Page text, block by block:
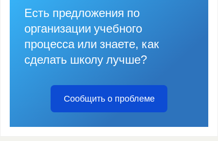
Есть предложения по
организации учебного
процесса или знаете, как
сделать школу лучше?
Сообщить о проблеме